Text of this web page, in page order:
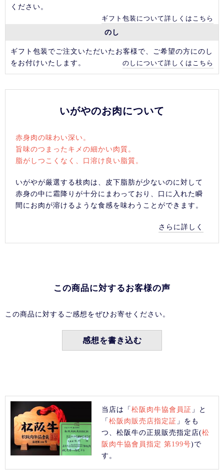
ください。
ギフト包装について詳しくはこちら
のし
ギフト包装でご注文いただいたお客様で、ご希望の方にのし
をお付けいたします。
のしについて詳しくはこちら
いがやのお肉について
赤身肉の味わい深い。
旨味のつまったキメの細かい肉質。
脂がしつこくなく、口溶け良い脂質。
いがやが厳選する枝肉は、皮下脂肪が少ないのに対して
赤身の中に霜降りが十分にまわっており、口に入れた瞬
間にお肉が溶けるような食感を味わうことができます。
さらに詳しく
この商品に対するお客様の声
この商品に対するご感想をぜひお寄せください。
感想を書き込む
当店は「松阪肉牛協會員証 」と
「松阪肉販売店指定証 」をも
つ、松阪牛の正規販売指定店(松
阪肉牛協會員指定 第199号)で
す。